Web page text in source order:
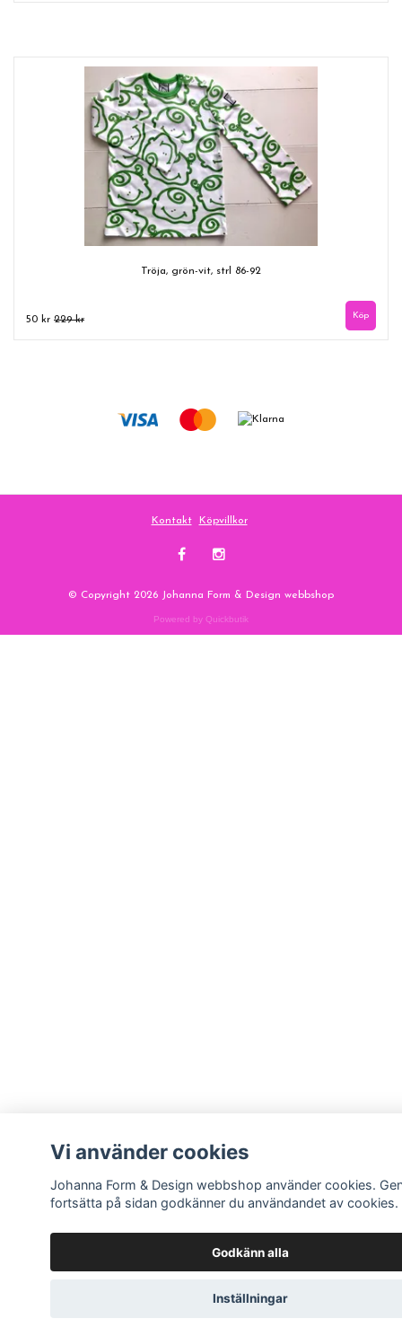
Tröja, grön-vit, strl 86-92
50 kr 229 kr
Kontakt Köpvillkor
© Copyright 2026 Johanna Form & Design webbshop
Powered by Quickbutik
Vi använder cookies
Johanna Form & Design webbshop använder cookies.
fortsätta på sidan godkänner du användandet av cookies.
Godkänn alla
Inställningar